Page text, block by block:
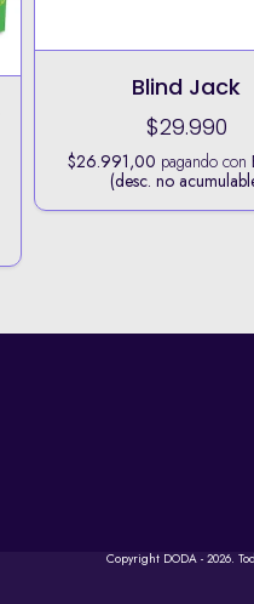
Blind Jack
$29.990
$26.991,00 pagando con
(desc. no
Copyright DODA - 2026.